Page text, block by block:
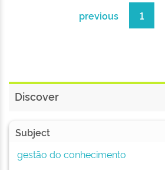
previous 1
Discover
Subject
gestão do conhecimento